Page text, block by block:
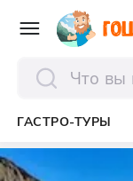
ГАСТРО-ТУРЫ